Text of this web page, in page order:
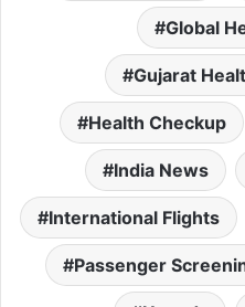
Global
Gujarat
Health Checkup
India News
International Flights
Passenger